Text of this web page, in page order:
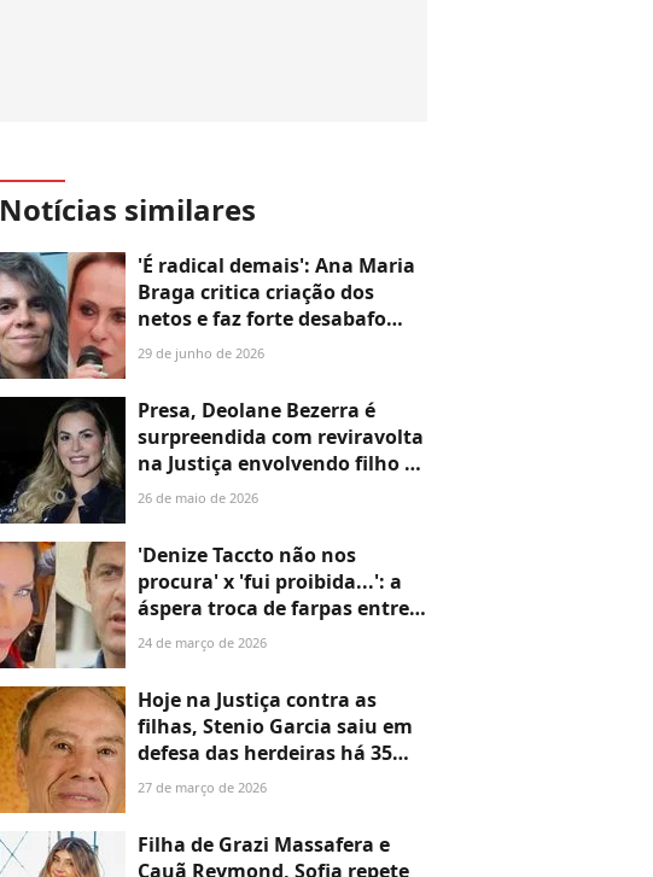
Notícias similares
'É radical demais': Ana Maria
Braga critica criação dos
netos e faz forte desabafo
sobre parto da filha
29 de junho de 2026
Presa, Deolane Bezerra é
surpreendida com reviravolta
na Justiça envolvendo filho e
acusação de propaganda
26 de maio de 2026
'Denize Taccto não nos
procura' x 'fui proibida...': a
áspera troca de farpas entre
irmã e ex-mulher de Gerson
bebê do ator, há 26 anos
24 de março de 2026
Hoje na Justiça contra as
filhas, Stenio Garcia saiu em
defesa das herdeiras há 35
anos ao revelar compra de
duas e...'
27 de março de 2026
Filha de Grazi Massafera e
Cauã Reymond, Sofia repete